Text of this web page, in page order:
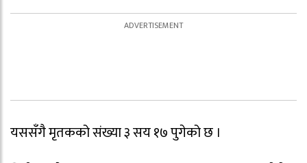
यससँगै मृतकको संख्या ३ सय १७ पुगेको छ ।